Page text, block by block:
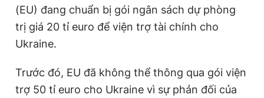
(EU) đang chuẩn bị gói ngân sách dự phòng
trị giá 20 tỉ euro để viện trợ tài chính cho
Ukraine.
Trước đó, EU đã không thể thông qua gói viện
trợ 50 tỉ euro cho Ukraine vì sự phản đối của